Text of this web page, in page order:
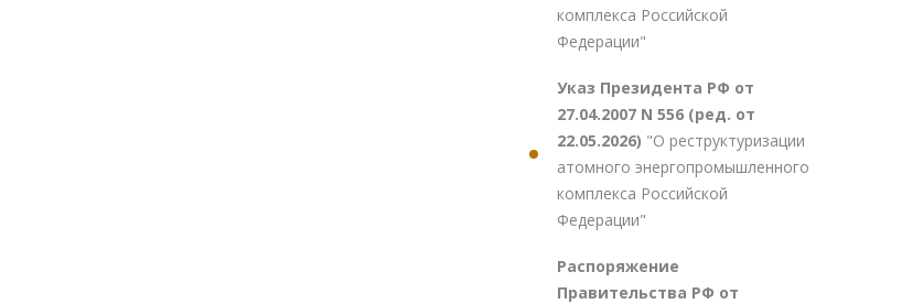
комплекса Российской
Федерации"
Указ Президента РФ от
27.04.2007 N 556 (ред. от
22.05.2026) "О реструктуризации
атомного энергопромышленного
комплекса Российской
Федерации"
Распоряжение
Правительства РФ от